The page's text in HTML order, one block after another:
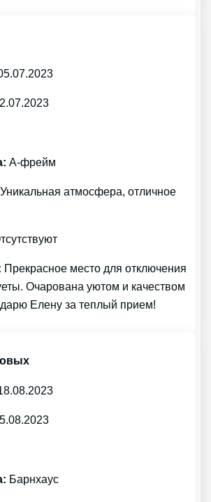
А-фрейм
Уникальная атмосфера, отличное
Прекрасное место для отключения
Очарована уютом и качеством
Елену за теплый прием!
Барнхаус